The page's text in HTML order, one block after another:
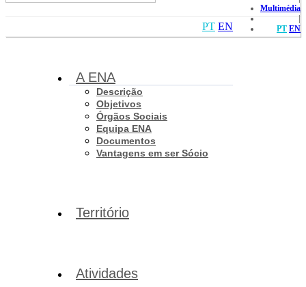
Multimédia
PT EN
PT EN
A ENA
Descrição
Objetivos
Órgãos Sociais
Equipa ENA
Documentos
Vantagens em ser Sócio
Território
Atividades